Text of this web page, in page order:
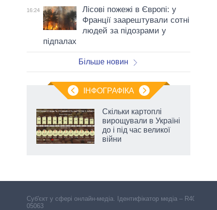
16:24
Лісові пожежі в Європі: у
Франції заарештували сотні
людей за підозрами у
підпалах
Більше новин
ІНФОГРАФІКА
Скільки картоплі
вирощували в Україні
до і під час великої
війни
Cуб'єкт у сфері онлайн-медіа. Ідентифікатор медіа – R40-
05063